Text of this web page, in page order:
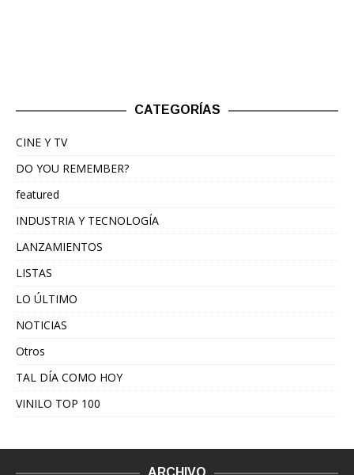
CATEGORÍAS
CINE Y TV
DO YOU REMEMBER?
featured
INDUSTRIA Y TECNOLOGÍA
LANZAMIENTOS
LISTAS
LO ÚLTIMO
NOTICIAS
Otros
TAL DÍA COMO HOY
VINILO TOP 100
ARCHIVO